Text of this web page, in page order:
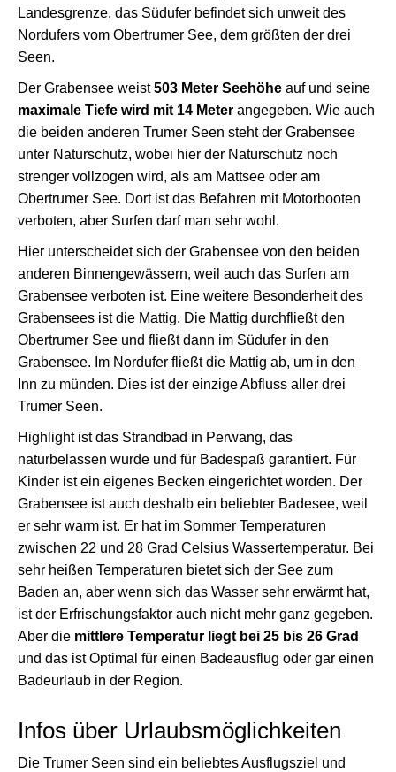
Landesgrenze, das Südufer befindet sich unweit des
Nordufers vom Obertrumer See, dem größten der drei
Seen.
Der Grabensee weist503 Meter Seehöhe auf und seine
maximale Tiefe wird mit 14 Meter angegeben. Wie auch
die beiden anderen Trumer Seen steht der Grabensee
unter Naturschutz, wobei hier der Naturschutz noch
strenger vollzogen wird, als am Mattsee oder am
Obertrumer See. Dort ist das Befahren mit Motorbooten
verboten, aber Surfen darf man sehr wohl.
Hier unterscheidet sich der Grabensee von den beiden
anderen Binnengewässern, weil auch das Surfen am
Grabensee verboten ist. Eine weitere Besonderheit des
Grabensees ist die Mattig. Die Mattig durchfließt den
Obertrumer See und fließt dann im Südufer in den
Grabensee. Im Nordufer fließt die Mattig ab, um in den
Inn zu münden. Dies ist der einzige Abfluss aller drei
Trumer Seen.
Highlight ist das Strandbad in Perwang, das
naturbelassen wurde und für Badespaß garantiert. Für
Kinder ist ein eigenes Becken eingerichtet worden. Der
Grabensee ist auch deshalb ein beliebter Badesee, weil
er sehr warm ist. Er hat im Sommer Temperaturen
zwischen 22 und 28 Grad Celsius Wassertemperatur. Bei
sehr heißen Temperaturen bietet sich der See zum
Baden an, aber wenn sich das Wasser sehr erwärmt hat,
ist der Erfrischungsfaktor auch nicht mehr ganz gegeben.
Aber die mittlere Temperatur liegt bei 25 bis 26 Grad
und das ist Optimal für einen Badeausflug oder gar einen
Badeurlaub in der Region.
Infos über Urlaubsmöglichkeiten
Die Trumer Seen sind ein beliebtes Ausflugsziel und